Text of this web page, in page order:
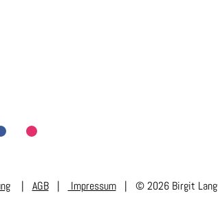
| AGB| Impressum| © 2026 Birgit Lang